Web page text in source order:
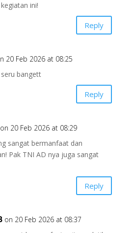
ini!
Reply
20 Feb 2026 at 08:25
bangett
Reply
on 20 Feb 2026 at 08:29
sangat bermanfaat dan
Pak TNI AD nya juga sangat
Reply
on 20 Feb 2026 at 08:37